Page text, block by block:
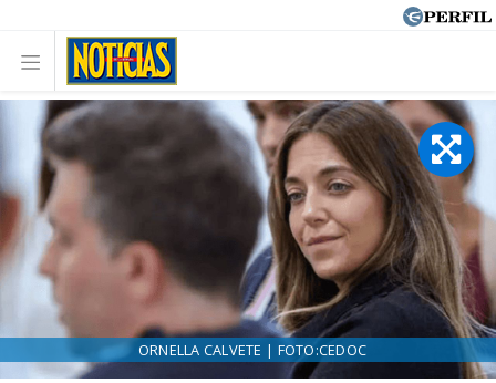
ORNELLA CALVETE | FOTO:CEDOC